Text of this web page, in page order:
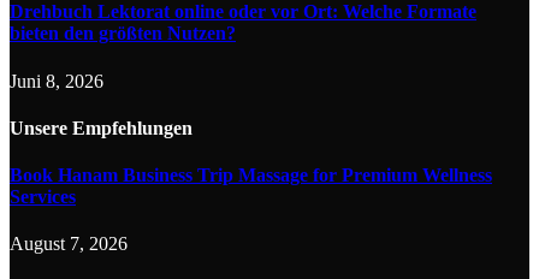
Drehbuch Lektorat online oder vor Ort: Welche Formate
bieten den größten Nutzen?
Juni 8, 2026
Unsere Empfehlungen
Book Hanam Business Trip Massage for Premium Wellness
Services
August 7, 2026